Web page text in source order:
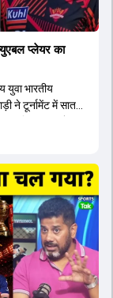
प्लेयर का
युवा भारतीय
ने टूर्नामेंट में सात
खिताब अपने नाम
कप्तान और
के प्रदर्शन पर
कर दिया है जो
इंग्लैंड के पूर्व कप्तान
सबसे बड़ी बात इस
में भारी भीड़ उमड़ती
होने वाली
गया है।